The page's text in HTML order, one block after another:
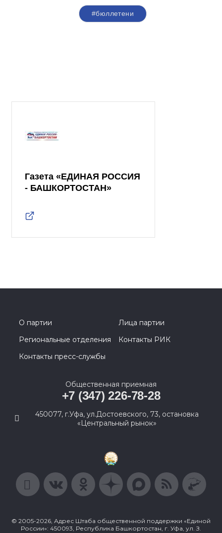
#бюллетени
Газета «ЕДИНАЯ РОССИЯ
- БАШКОРТОСТАН»
О партии
Лица партии
Региональные отделения
Контакты РИК
Контакты пресс-службы
Общественная приемная
+7 (347) 226-78-28
450077, г.Уфа, ул.Достоевского, 73, остановка
«Центральный рынок»
© 2005-2026, Адрес Штаба общественной поддержки «Единой
России»: 450093, Республика Башкортостан, г. Уфа, ул. З.